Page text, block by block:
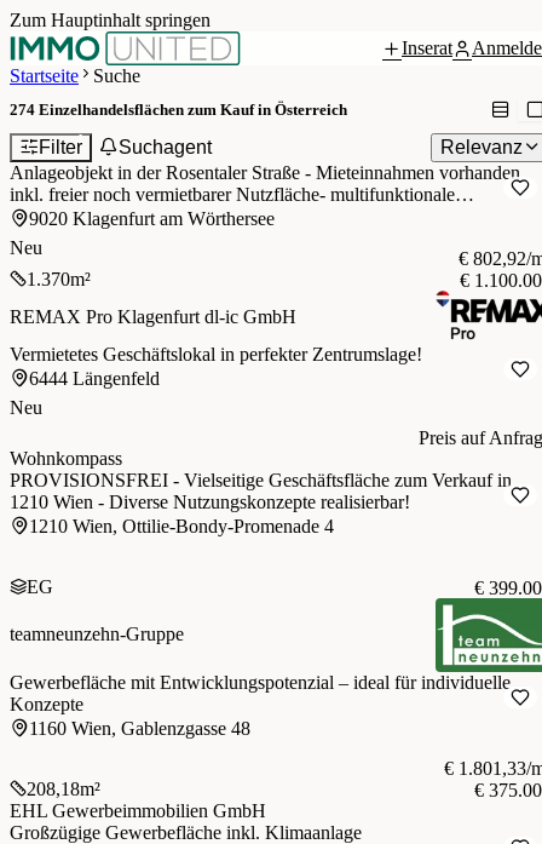
Zum Hauptinhalt springen
Inserat
Startseite
Suche
274 Einzelhandelsflächen zum Kauf in Österreich
Filter1 Suchagent
Relevanz
Anlageobjekt in der Rosentaler Straße - Mieteinnahmen vorhanden
inkl. freier noch vermietbarer Nutzfläche- multifunktionale
Gewerbefläche
9020 Klagenfurt am Wörthersee
Neu
1.370m²
€ 802,92/
€
REMAX Pro Klagenfurt dl-ic GmbH
Vermietetes Geschäftslokal in perfekter Zentrumslage!
6444 Längenfeld
Neu
Preis auf
Wohnkompass
PROVISIONSFREI - Vielseitige Geschäftsfläche zum Verkauf in
1210 Wien - Diverse Nutzungskonzepte realisierbar!
1210 Wien, Ottilie-Bondy-Promenade 4
EG €
teamneunzehn-Gruppe
Gewerbefläche mit Entwicklungspotenzial – ideal für individuelle
Konzepte
1160 Wien, Gablenzgasse 48
208,18m²
€ 1.801,33/
€
EHL Gewerbeimmobilien GmbH
Großzügige Gewerbefläche inkl. Klimaanlage